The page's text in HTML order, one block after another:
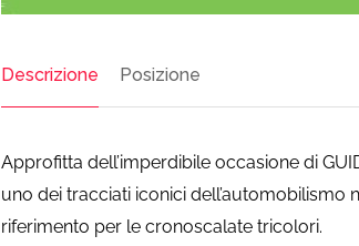
Descrizione Posizione
Approfitta dell’imperdibile occasione di
uno dei tracciati iconici dell’automobilismo
riferimento per le cronoscalate tricolori.